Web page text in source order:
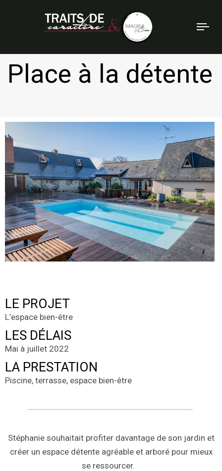
Place à la détente
LE PROJET
L’espace bien-être
LES DÉLAIS
Mai à juillet 2022
LA PRESTATION
Piscine, terrasse, espace bien-être
Stéphanie souhaitait profiter davantage de son jardin et
créer un espace détente agréable et arboré pour mieux
se ressourcer.